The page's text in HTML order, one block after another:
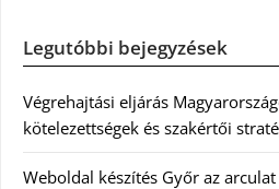
Legutóbbi bejegyzések
Végrehajtási eljárás
kötelezettségek és szakértői
Weboldal készítés Győr az